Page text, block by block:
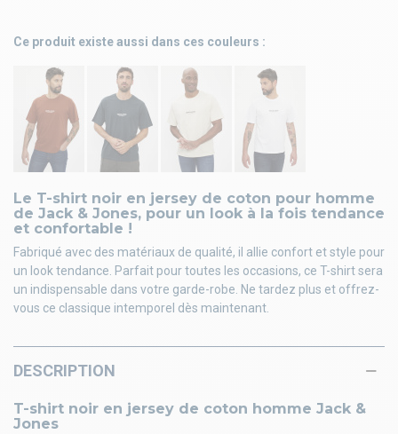
Le T-shirt noir en jersey de coton pour homme
de Jack & Jones, pour un look à la fois tendance
et confortable !
Fabriqué avec des matériaux de qualité, il allie confort et style pour
un look tendance. Parfait pour toutes les occasions, ce T-shirt sera
un indispensable dans votre garde-robe. Ne tardez plus et offrez-
vous ce classique intemporel dès maintenant.
Ce produit existe aussi dans ces couleurs :
DESCRIPTION
T-shirt noir en jersey de coton homme Jack &
Jones